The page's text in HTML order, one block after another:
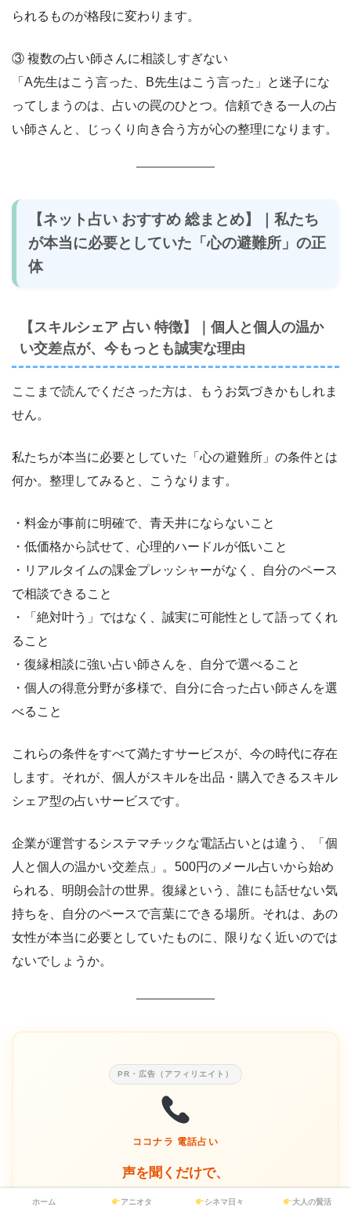
られるものが格段に変わります。
③ 複数の占い師さんに相談しすぎない
「A先生はこう言った、B先生はこう言った」と迷子にな
ってしまうのは、占いの罠のひとつ。信頼できる一人の占
い師さんと、じっくり向き合う方が心の整理になります。
【ネット占い おすすめ 総まとめ】｜私たち
が本当に必要としていた「心の避難所」の正
体
【スキルシェア 占い 特徴】｜個人と個人の温か
い交差点が、今もっとも誠実な理由
ここまで読んでくださった方は、もうお気づきかもしれま
せん。
私たちが本当に必要としていた「心の避難所」の条件とは
何か。整理してみると、こうなります。
・料金が事前に明確で、青天井にならないこと
・低価格から試せて、心理的ハードルが低いこと
・リアルタイムの課金プレッシャーがなく、自分のペース
で相談できること
・「絶対叶う」ではなく、誠実に可能性として語ってくれ
ること
・復縁相談に強い占い師さんを、自分で選べること
・個人の得意分野が多様で、自分に合った占い師さんを選
べること
これらの条件をすべて満たすサービスが、今の時代に存在
します。それが、個人がスキルを出品・購入できるスキル
シェア型の占いサービスです。
企業が運営するシステマチックな電話占いとは違う、「個
人と個人の温かい交差点」。500円のメール占いから始め
られる、明朗会計の世界。復縁という、誰にも話せない気
持ちを、自分のペースで言葉にできる場所。それは、あの
女性が本当に必要としていたものに、限りなく近いのでは
ないでしょうか。
PR・広告（アフィリエイト）
ココナラ 電話占い
声を聞くだけで、
息ができる夜がある。
ホーム アニオタ シネマ日々 大人の賢活